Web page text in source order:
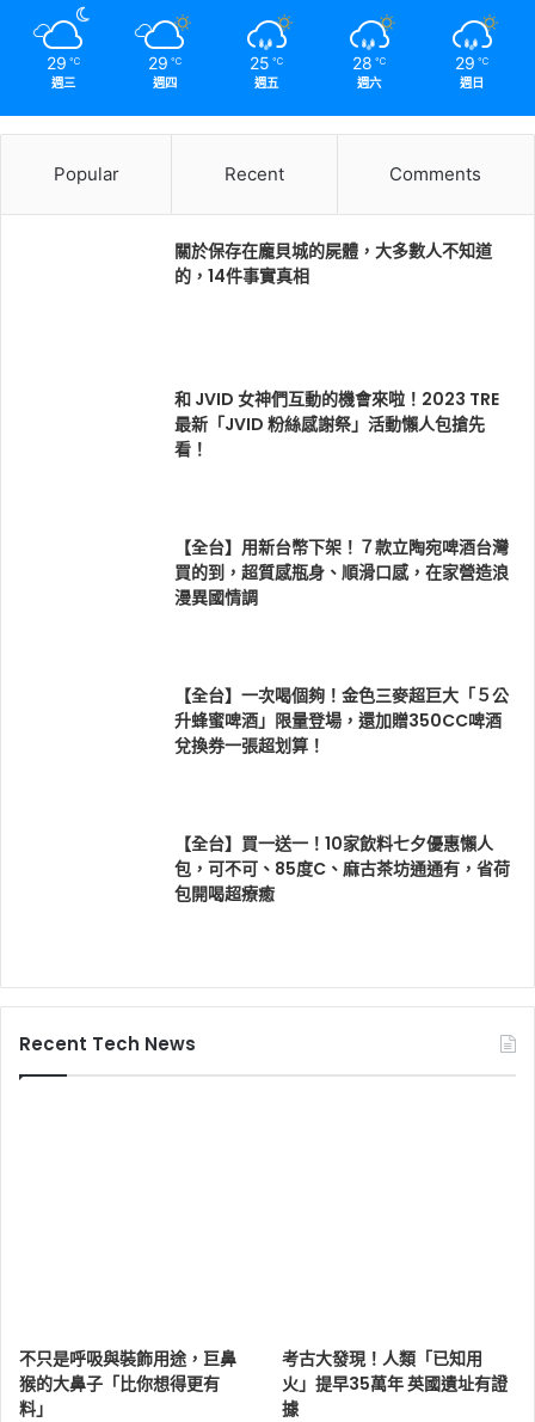
29 ℃
週三
29 ℃
週四
25 ℃
週五
28 ℃
週六
29 ℃
週日
Popular Recent Comments
關於保存在龐貝城的屍體，大多數人不知道
的，14件事實真相
和 JVID 女神們互動的機會來啦！2023 TRE
最新「JVID 粉絲感謝祭」活動懶人包搶先
看！
【全台】用新台幣下架！７款立陶宛啤酒台灣
買的到，超質感瓶身、順滑口感，在家營造浪
漫異國情調
【全台】一次喝個夠！金色三麥超巨大「５公
升蜂蜜啤酒」限量登場，還加贈350CC啤酒
兌換券一張超划算！
【全台】買一送一！10家飲料七夕優惠懶人
包，可不可、85度C、麻古茶坊通通有，省荷
包開喝超療癒
Recent Tech News
不只是呼吸與裝飾用途，巨鼻
猴的大鼻子「比你想得更有
料」
考古大發現！人類「已知用
火」提早35萬年 英國遺址有證
據